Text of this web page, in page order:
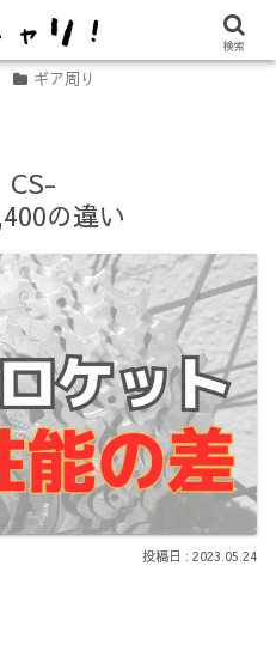
ド「LUUP（ループ）」の始め方
ギア周り
CS-
の違い
2023.05.24
検索